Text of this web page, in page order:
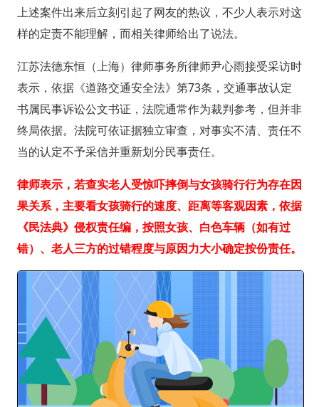
上述案件出来后立刻引起了网友的热议，不少人表示对这
样的定责不能理解，而相关律师给出了说法。
江苏法德东恒（上海）律师事务所律师尹心雨接受采访时
表示，依据《道路交通安全法》第73条，交通事故认定
书属民事诉讼公文书证，法院通常作为裁判参考，但并非
终局依据。法院可依证据独立审查，对事实不清、责任不
当的认定不予采信并重新划分民事责任。
律师表示，若查实老人受惊吓摔倒与女孩骑行行为存在因
果关系，主要看女孩骑行的速度、距离等客观因素，依据
《民法典》侵权责任编，按照女孩、白色车辆（如有过
错）、老人三方的过错程度与原因力大小确定按份责任。